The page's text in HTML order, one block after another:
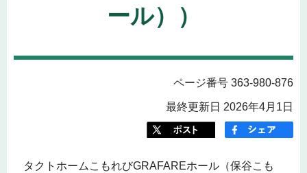
ール））
ページ番号 363-980-876
最終更新日 2026年4月1日
タクトホームこもれびGRAFAREホール（保谷こも